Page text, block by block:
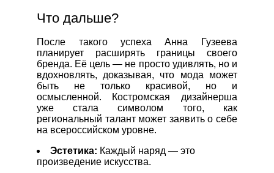
Что дальше?
После такого успеха Анна Гузеева
планирует расширять границы своего
бренда. Её цель — не просто удивлять, но и
вдохновлять, доказывая, что мода может
быть не только красивой, но и
осмысленной. Костромская дизайнерша
уже стала символом того, как
региональный талант может заявить о себе
на всероссийском уровне.
Эстетика: Каждый наряд — это
произведение искусства.